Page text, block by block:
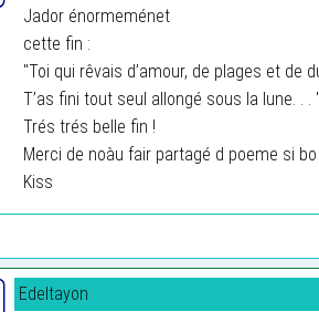
Jador énormeménet
cette fin :
"Toi qui rêvais d’amour, de plages et de
T’as fini tout seul allongé sous la lune. . . "
Trés trés belle fin !
Merci de noàu fair partagé d poeme si bo
Kiss
Edeltayon